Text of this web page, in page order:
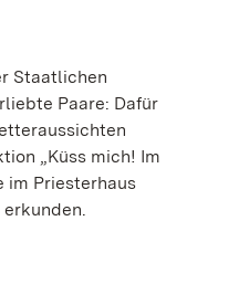
Staatlichen
Paare: Dafür
„Küss mich! Im
im Priesterhaus